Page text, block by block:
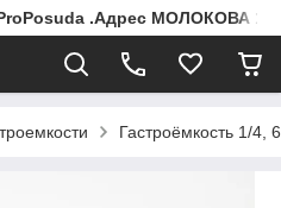
.Адрес МОЛОКОВА
Гастроёмкость 1/